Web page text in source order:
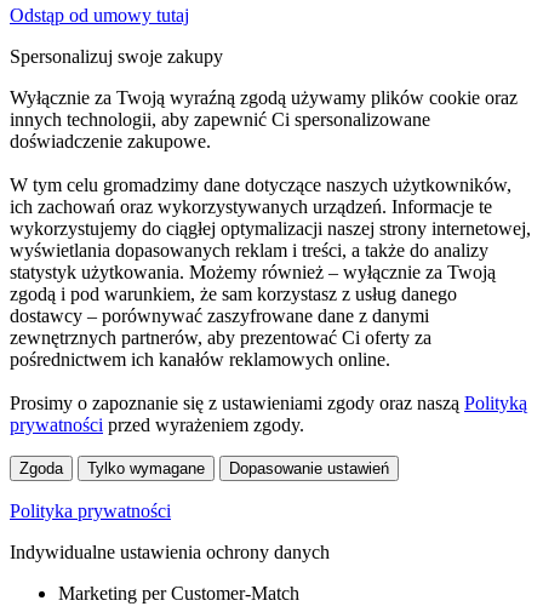
Odstąp od umowy tutaj
Spersonalizuj swoje zakupy
Wyłącznie za Twoją wyraźną zgodą używamy plików cookie oraz
innych technologii, aby zapewnić Ci spersonalizowane
doświadczenie zakupowe.
W tym celu gromadzimy dane dotyczące naszych użytkowników,
ich zachowań oraz wykorzystywanych urządzeń. Informacje te
wykorzystujemy do ciągłej optymalizacji naszej strony internetowej,
wyświetlania dopasowanych reklam i treści, a także do analizy
statystyk użytkowania. Możemy również – wyłącznie za Twoją
zgodą i pod warunkiem, że sam korzystasz z usług danego
dostawcy – porównywać zaszyfrowane dane z danymi
zewnętrznych partnerów, aby prezentować Ci oferty za
pośrednictwem ich kanałów reklamowych online.
Prosimy o zapoznanie się z ustawieniami zgody oraz naszą Polityką
prywatności przed wyrażeniem zgody.
Zgoda Tylko wymagane Dopasowanie ustawień
Polityka prywatności
Indywidualne ustawienia ochrony danych
Marketing per Customer-Match